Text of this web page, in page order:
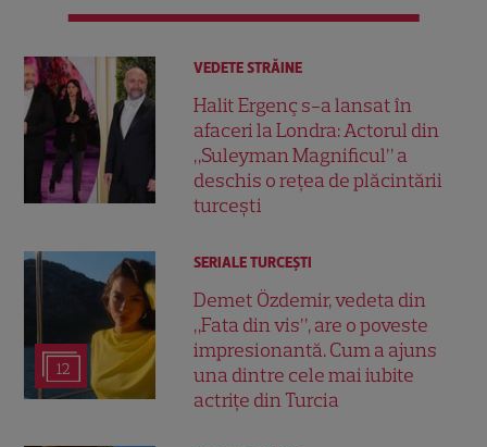
VEDETE STRĂINE
Halit Ergenç s-a lansat în
afaceri la Londra: Actorul din
„Suleyman Magnificul” a
deschis o rețea de plăcintării
turcești
12
SERIALE TURCEŞTI
Demet Özdemir, vedeta din
„Fata din vis”, are o poveste
impresionantă. Cum a ajuns
una dintre cele mai iubite
actrițe din Turcia